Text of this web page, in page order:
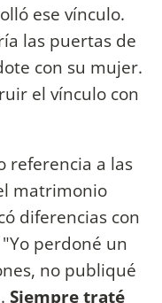
ese vínculo.
las puertas de
con su mujer.
el vínculo con
referencia a las
matrimonio
diferencias con
perdoné un
no publiqué
Siempre traté